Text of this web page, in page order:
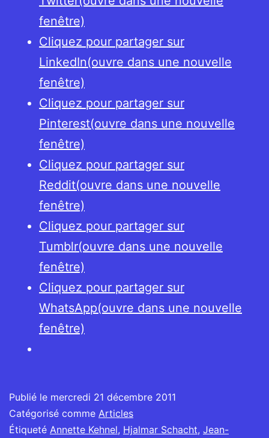
fenêtre)
Cliquez pour partager sur
LinkedIn(ouvre dans une nouvelle
fenêtre)
Cliquez pour partager sur
Pinterest(ouvre dans une nouvelle
fenêtre)
Cliquez pour partager sur
Reddit(ouvre dans une nouvelle
fenêtre)
Cliquez pour partager sur
Tumblr(ouvre dans une nouvelle
fenêtre)
Cliquez pour partager sur
WhatsApp(ouvre dans une nouvelle
fenêtre)
Publié le mercredi 21 décembre 2011
Catégorisé comme Articles
Étiqueté Annette Kehnel, Hjalmar Schacht, Jean-